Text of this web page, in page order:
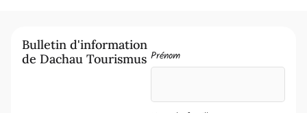
Bulletin d'information
de Dachau Tourismus Prénom